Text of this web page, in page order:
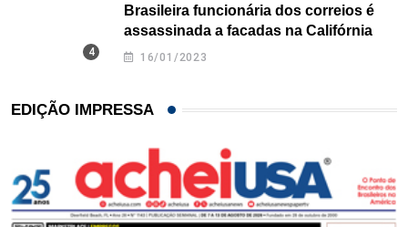
Brasileira funcionária dos correios é
assassinada a facadas na Califórnia
16/01/2023
EDIÇÃO IMPRESSA